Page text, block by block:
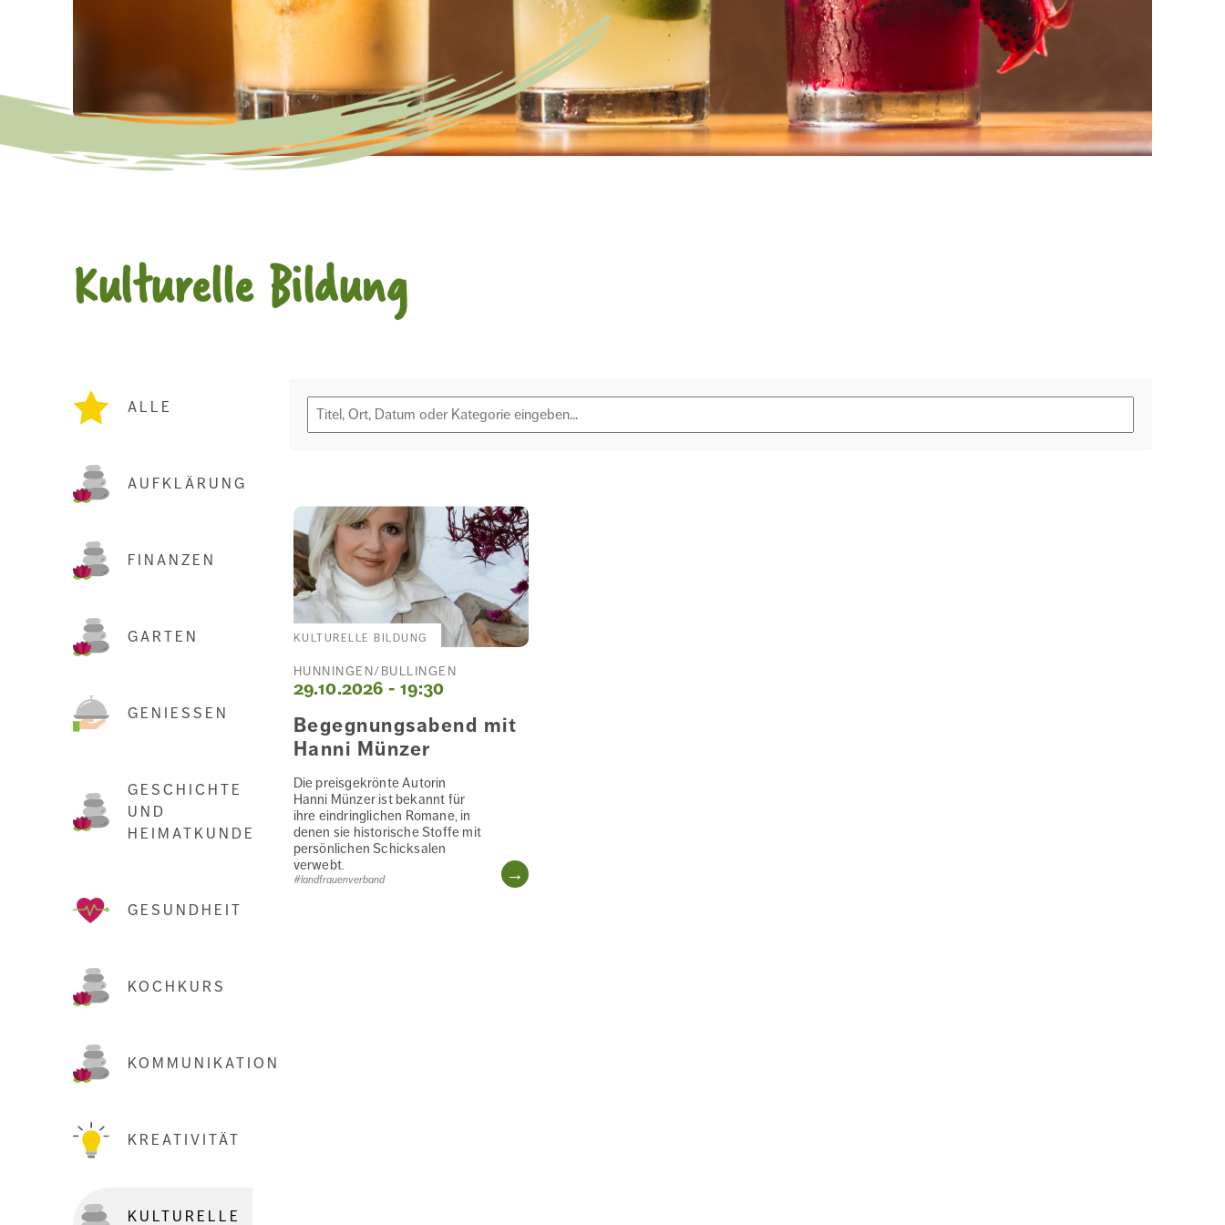
Kulturelle Bildung
ALLE
AUFKLÄRUNG
FINANZEN
GARTEN
GENIESSEN
GESCHICHTE
UND
HEIMATKUNDE
GESUNDHEIT
KOCHKURS
KOMMUNIKATION
KREATIVITÄT
KULTURELLE
KULTURELLE BILDUNG
HÜNNINGEN/BÜLLINGEN
29.10.2026 - 19:30
Begegnungsabend mit
Hanni Münzer
Die preisgekrönte Autorin
Hanni Münzer ist bekannt für
ihre eindringlichen Romane, in
denen sie historische Stoffe mit
persönlichen Schicksalen
verwebt.
#landfrauenverband
WEITERLESEN